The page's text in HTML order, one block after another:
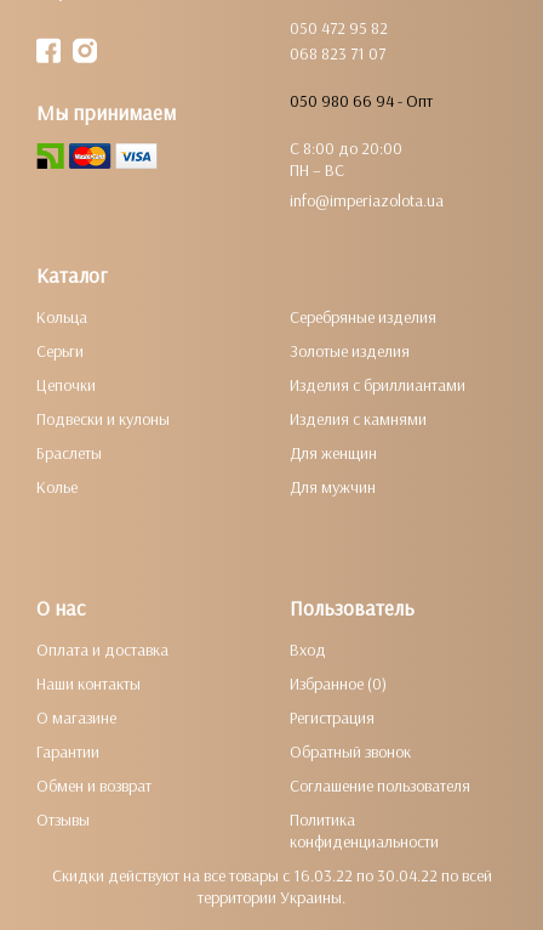
050 472 95 82
068 823 71 07
050 980 66 94 - Опт
С 8:00 до 20:00
ПН – ВС
info@imperiazolota.ua
Мы принимаем
Каталог
Кольца
Серьги
Цепочки
Подвески и кулоны
Браслеты
Колье
Серебряные изделия
Золотые изделия
Изделия с бриллиантами
Изделия с камнями
Для женщин
Для мужчин
О нас
Оплата и доставка
Наши контакты
О магазине
Гарантии
Обмен и возврат
Отзывы
Пользователь
Вход
Избранное (0)
Регистрация
Обратный звонок
Соглашение пользователя
Политика
конфиденциальности
Скидки действуют на все товары с 16.03.22 по 30.04.22 по всей
территории Украины.